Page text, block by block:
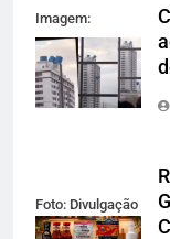
Imagem:
Reprodução
Foto: Divulgação